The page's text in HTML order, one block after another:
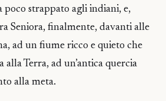
poco strappato agli indiani, e,
Seniora, finalmente, davanti alle
ad un fiume ricco e quieto che
Terra, ad un’antica quercia
alla meta.